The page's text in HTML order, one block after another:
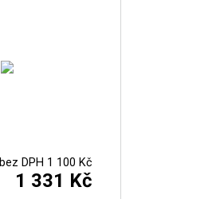
bez DPH 1 100 Kč
1 331 Kč